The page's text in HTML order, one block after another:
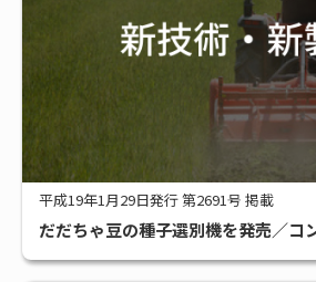
平成19年1月29日発行 第2691号 掲載
だだちゃ豆の種子選別機を発売／コ